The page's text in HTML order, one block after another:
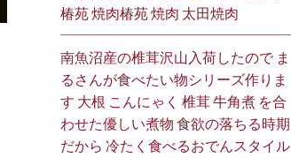
椿苑 焼肉椿苑 焼肉 太田焼肉
南魚沼産の椎茸沢山入荷したので ま
るさんが食べたい物シリーズ作りま
す 大根 こんにゃく 椎茸 牛角煮 を合
わせた優しい煮物 食欲の落ちる時期
だから 冷たく食べるおでんスタイル